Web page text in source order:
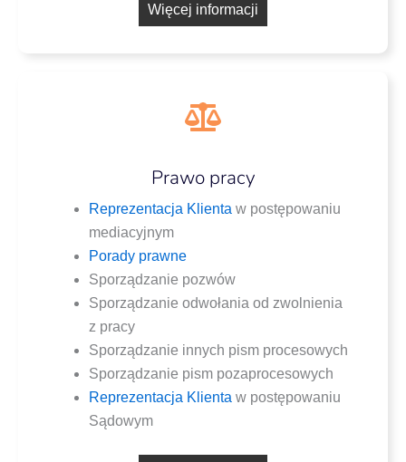
Wię­cej informacji
Prawo pracy
Repre­zen­ta­cja Klien­ta w postę­po­wa­niu
mediacyjnym
Pora­dy prawne
Spo­rzą­dza­nie pozwów
Spo­rzą­dza­nie odwo­ła­nia od zwol­nie­nia
z pracy
Spo­rzą­dza­nie innych pism procesowych
Spo­rzą­dza­nie pism pozaprocesowych
Repre­zen­ta­cja Klien­ta w postę­po­wa­niu
Sądowym